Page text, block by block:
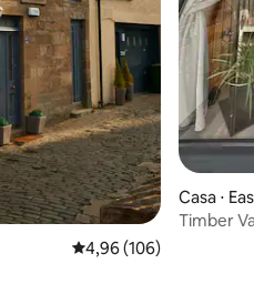
4,96 de uma avaliação
4,96 (106)
Casa ⋅
Timber